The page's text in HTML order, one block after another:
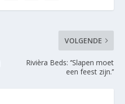
VOLGENDE
Rivièra Beds: ‘’Slapen moet
een feest zijn.’’